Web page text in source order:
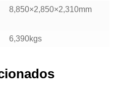
8,850×2,850×2,310mm
6,390kgs